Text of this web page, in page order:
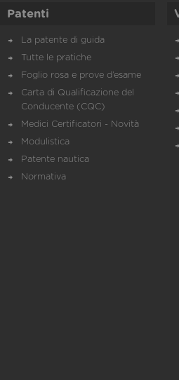
Patenti
La patente di guida
Tutte le pratiche
Foglio rosa e prove d’esame
Carta di Qualificazione del
Conducente (CQC)
Medici Certificatori - Novità
Modulistica
Patente nautica
Normativa